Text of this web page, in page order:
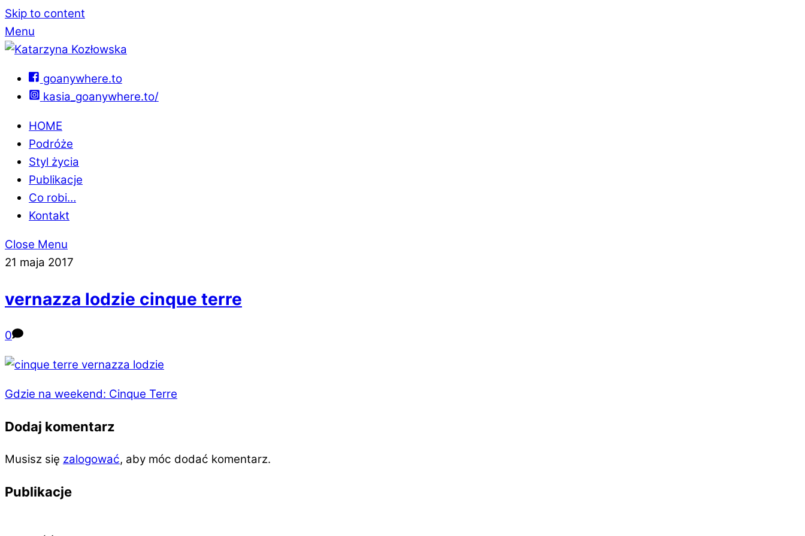
Skip to content
Menu
goanywhere.to
kasia_goanywhere.to/
HOME
Podróże
Styl życia
Publikacje
Co robi…
Kontakt
Close Menu
21 maja 2017
vernazza lodzie cinque terre
0
Gdzie na weekend: Cinque Terre
Dodaj komentarz
Musisz się zalogować, aby móc dodać komentarz.
Publikacje